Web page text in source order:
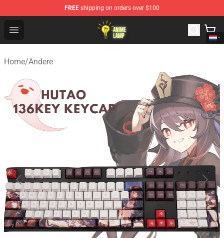
FREE shipping on orders over $100
Open menu
Anime Lamp Shop - The Best Store of Anime Lamp
Home/Andere